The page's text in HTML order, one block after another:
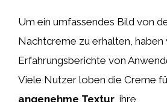
Um ein umfassendes Bild von
Nachtcreme zu erhalten, haben
Erfahrungsberichte von
Viele Nutzer loben die Creme
angenehme Textur, ihre